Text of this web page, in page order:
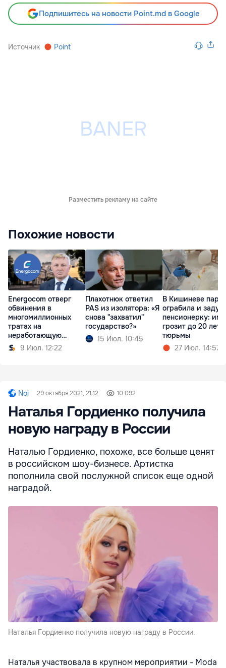
Подпишитесь на новости Point.md в Google
Источник Point
Разместить рекламу на сайте
Похожие новости
Energocom отверг
обвинения в
многомиллионных
тратах на
неработающую
систему
9 Июл. 12:22
Плахотнюк ответил
PAS из изолятора: «Я
снова "захватил"
государство?»
15 Июл. 10:45
В Кишиневе пара
ограбила и
пенсионерку: им
грозит до 20 лет
тюрьмы
27 Июл. 14:57
Noi 29 октября 2021, 21:12 10 092
Наталья Гордиенко получила
новую награду в России
Наталью Гордиенко, похоже, все больше ценят
в российском шоу-бизнесе. Артистка
пополнила свой послужной список еще одной
наградой.
Наталья Гордиенко получила новую награду в России.
Наталья участвовала в крупном мероприятии - Moda